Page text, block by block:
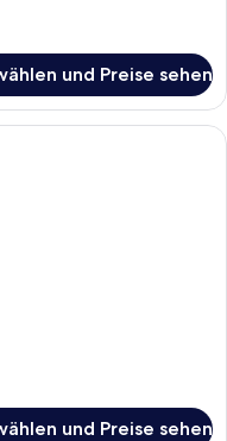
und Preise sehen
mit einem großen
und Preise sehen